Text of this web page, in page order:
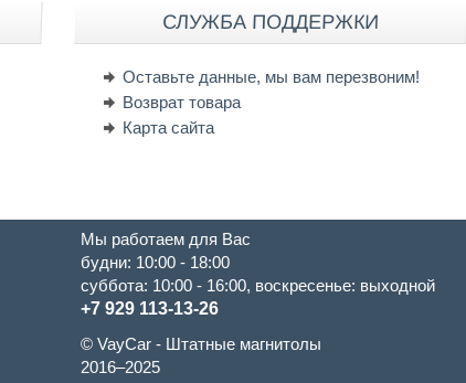
СЛУЖБА ПОДДЕРЖКИ
Оставьте данные, мы вам перезвоним!
Возврат товара
Карта сайта
Мы работаем для Вас
будни: 10:00 - 18:00
суббота: 10:00 - 16:00, воскресенье: выходной
+7 929 113-13-26
© VayCar - Штатные магнитолы
2016–2025